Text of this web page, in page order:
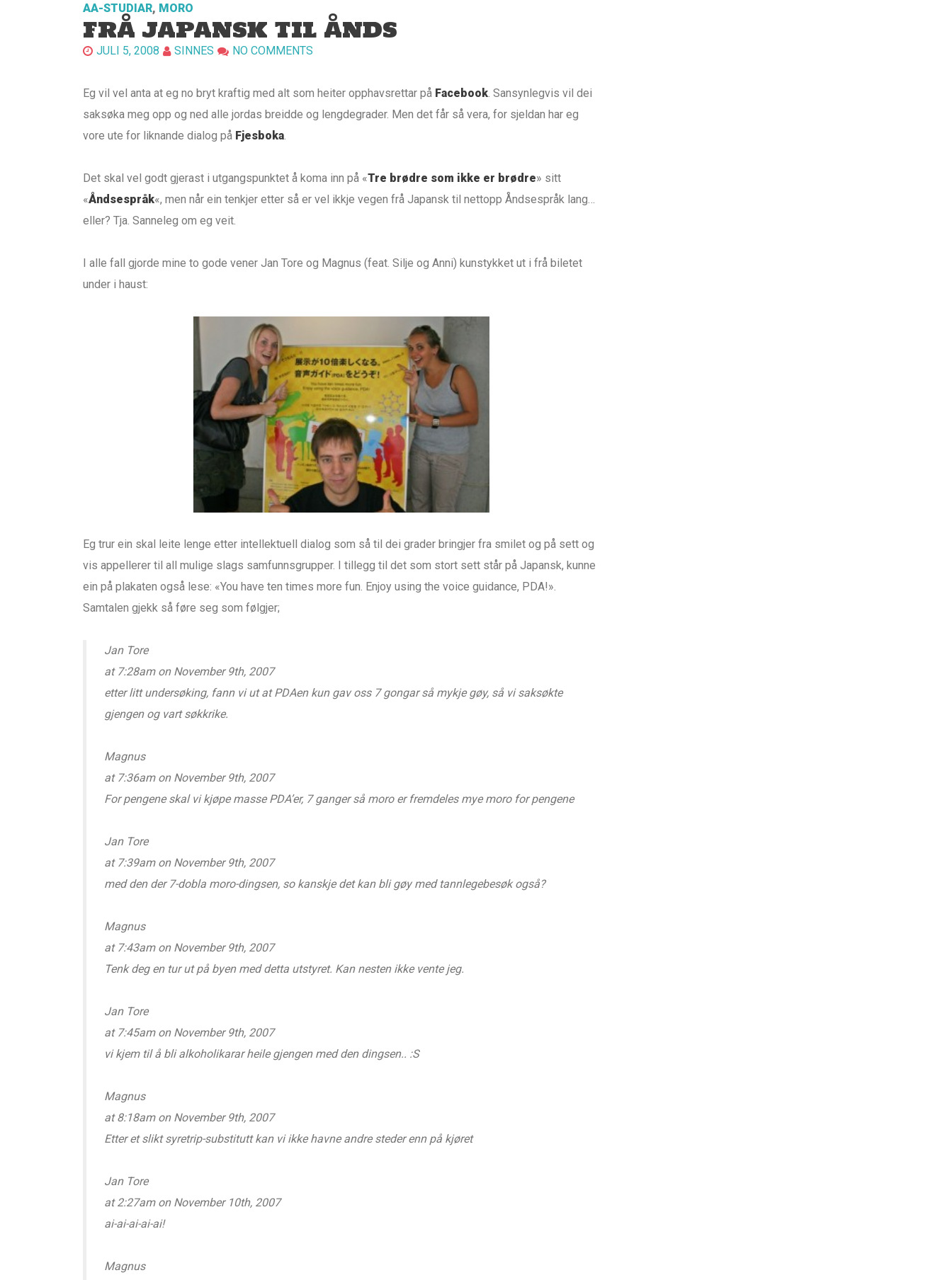
AA-STUDIAR, MORO
FRÅ JAPANSK TIL ÅNDS
JULI 5, 2008 SINNES NO COMMENTS
Eg vil vel anta at eg no bryt kraftig med alt som heiter opphavsrettar på Facebook . Sansynlegvis vil dei
saksøka meg opp og ned alle jordas breidde og lengdegrader. Men det får så vera, for sjeldan har eg
vore ute for liknande dialog på Fjesboka
Det skal vel godt gjerast i utgangspunktet å koma inn på «Tre brødre som ikke er brødre» sitt
«Åndsespråk«, men når ein tenkjer etter så er vel ikkje vegen frå Japansk til nettopp Åndsespråk lang…
eller? Tja. Sanneleg om eg veit.
I alle fall gjorde mine to gode vener Jan Tore og Magnus (feat. Silje og Anni) kunstykket ut i frå biletet
under i haust:
Eg trur ein skal leite lenge etter intellektuell dialog som så til dei grader bringjer fra smilet og på sett og
vis appellerer til all mulige slags samfunnsgrupper. I tillegg til det som stort sett står på Japansk, kunne
ein på plakaten også lese: «You have ten times more fun. Enjoy using the voice guidance, PDA!».
Samtalen gjekk så føre seg som følgjer;
Jan Tore
at 7:28am on November 9th, 2007
etter litt undersøking, fann vi ut at PDAen kun gav oss 7 gongar så mykje gøy, så vi saksøkte
gjengen og vart søkkrike.
Magnus
at 7:36am on November 9th, 2007
For pengene skal vi kjøpe masse PDA’er, 7 ganger så moro er fremdeles mye moro for pengene
Jan Tore
at 7:39am on November 9th, 2007
med den der 7-dobla moro-dingsen, so kanskje det kan bli gøy med tannlegebesøk også?
Magnus
at 7:43am on November 9th, 2007
Tenk deg en tur ut på byen med detta utstyret. Kan nesten ikke vente jeg.
Jan Tore
at 7:45am on November 9th, 2007
vi kjem til å bli alkoholikarar heile gjengen med den dingsen.. :S
Magnus
at 8:18am on November 9th, 2007
Etter et slikt syretrip-substitutt kan vi ikke havne andre steder enn på kjøret
Jan Tore
at 2:27am on November 10th, 2007
ai-ai-ai-ai-ai!
Magnus